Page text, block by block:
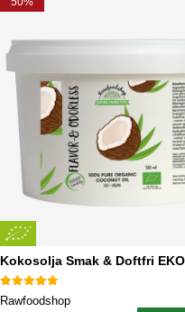
Kokosolja Smak & Doftfri
Rawfoodshop